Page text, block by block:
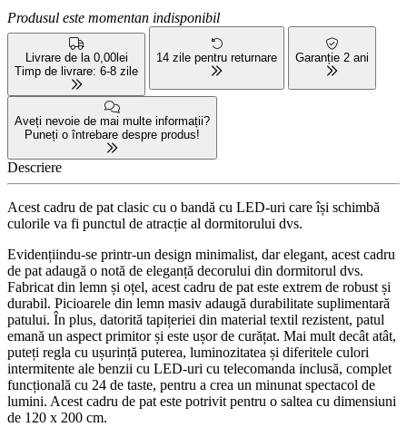
Produsul este momentan indisponibil
Livrare de la 0,00lei
Timp de livrare: 6-8 zile
14 zile pentru returnare Garanție 2 ani
Aveți nevoie de mai multe informații?
Puneți o întrebare despre produs!
Descriere
Acest cadru de pat clasic cu o bandă cu LED-uri care își schimbă
culorile va fi punctul de atracție al dormitorului dvs.
Evidențiindu-se printr-un design minimalist, dar elegant, acest cadru
de pat adaugă o notă de eleganță decorului din dormitorul dvs.
Fabricat din lemn și oțel, acest cadru de pat este extrem de robust și
durabil. Picioarele din lemn masiv adaugă durabilitate suplimentară
patului. În plus, datorită tapițeriei din material textil rezistent, patul
emană un aspect primitor și este ușor de curățat. Mai mult decât atât,
puteți regla cu ușurință puterea, luminozitatea și diferitele culori
intermitente ale benzii cu LED-uri cu telecomanda inclusă, complet
funcțională cu 24 de taste, pentru a crea un minunat spectacol de
lumini. Acest cadru de pat este potrivit pentru o saltea cu dimensiuni
de 120 x 200 cm.